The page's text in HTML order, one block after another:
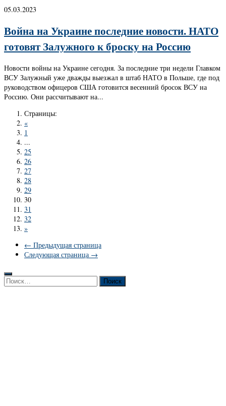
05.03.2023
Война на Украине последние новости. НАТО
готовят Залужного к броску на Россию
Новости войны на Украине сегодня. За последние три недели Главком
ВСУ Залужный уже дважды выезжал в штаб НАТО в Польше, где под
руководством офицеров США готовится весенний бросок ВСУ на
Россию. Они рассчитывают на...
Страницы:
«
1
...
25
26
27
28
29
30
31
32
»
← Предыдущая страница
Следующая страница →
Найти: